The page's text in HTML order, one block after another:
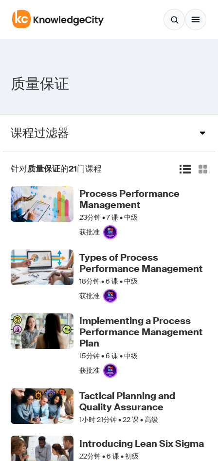
质量保证
课程过滤器
针对质量保证的21门课程
Process Performance
Management
23分钟 •7课 • 中级
获批准
Types of Process
Performance Management
18分钟 •6 课 • 中级
获批准
Implementing a Process
Performance Management
Plan
15分钟 •6 课 • 中级
获批准
Tactical Planning and
Quality Assurance
1小时 21分钟 •22课 • 高级
Introducing Lean Six Sigma
22分钟 •6 课 • 初级